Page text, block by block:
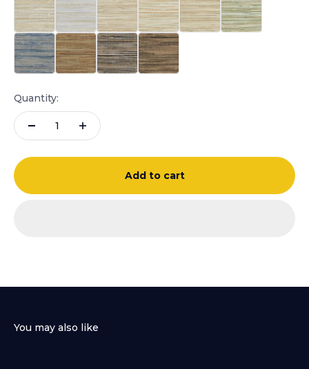
9368 - Silver Navy Mod
9369 - Olive Dream
9370 - Baldwin Steel
9371 - Gold Heritage
Quantity:
Add to cart